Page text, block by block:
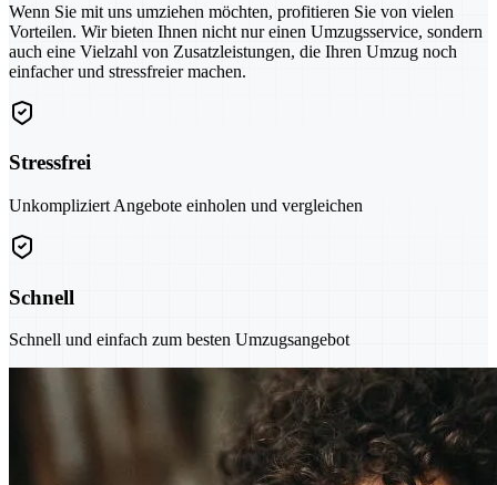
Wenn Sie mit uns umziehen möchten, profitieren Sie von vielen
Vorteilen. Wir bieten Ihnen nicht nur einen Umzugsservice, sondern
auch eine Vielzahl von Zusatzleistungen, die Ihren Umzug noch
einfacher und stressfreier machen.
Stressfrei
Unkompliziert Angebote einholen und vergleichen
Schnell
Schnell und einfach zum besten Umzugsangebot